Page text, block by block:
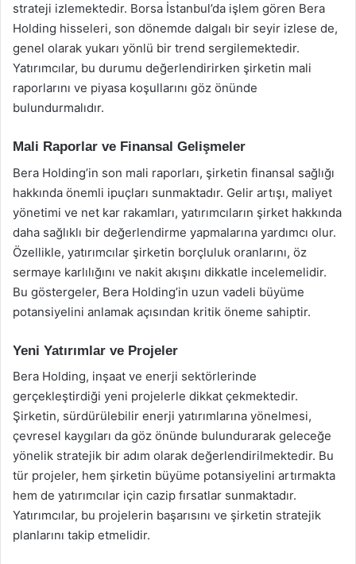
strateji izlemektedir. Borsa İstanbul’da işlem gören Bera
Holding hisseleri, son dönemde dalgalı bir seyir izlese de,
genel olarak yukarı yönlü bir trend sergilemektedir.
Yatırımcılar, bu durumu değerlendirirken şirketin mali
raporlarını ve piyasa koşullarını göz önünde
bulundurmalıdır.
Mali Raporlar ve Finansal Gelişmeler
Bera Holding’in son mali raporları, şirketin finansal sağlığı
hakkında önemli ipuçları sunmaktadır. Gelir artışı, maliyet
yönetimi ve net kar rakamları, yatırımcıların şirket hakkında
daha sağlıklı bir değerlendirme yapmalarına yardımcı olur.
Özellikle, yatırımcılar şirketin borçluluk oranlarını, öz
sermaye karlılığını ve nakit akışını dikkatle incelemelidir.
Bu göstergeler, Bera Holding’in uzun vadeli büyüme
potansiyelini anlamak açısından kritik öneme sahiptir.
Yeni Yatırımlar ve Projeler
Bera Holding, inşaat ve enerji sektörlerinde
gerçekleştirdiği yeni projelerle dikkat çekmektedir.
Şirketin, sürdürülebilir enerji yatırımlarına yönelmesi,
çevresel kaygıları da göz önünde bulundurarak geleceğe
yönelik stratejik bir adım olarak değerlendirilmektedir. Bu
tür projeler, hem şirketin büyüme potansiyelini artırmakta
hem de yatırımcılar için cazip fırsatlar sunmaktadır.
Yatırımcılar, bu projelerin başarısını ve şirketin stratejik
planlarını takip etmelidir.